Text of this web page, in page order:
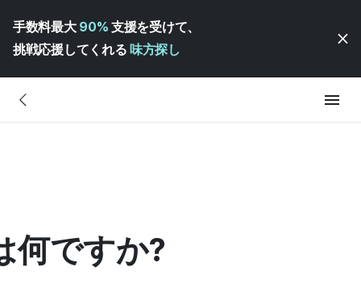
手数料最大 90% 支援を受けて、
挑戦応援してくれる 味方探し
何ですか?